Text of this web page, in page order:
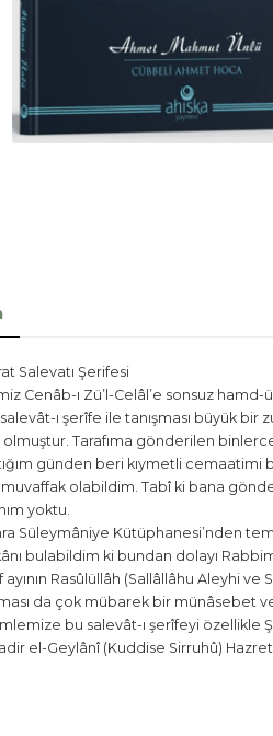
Salevatı Şerifesi
Cenâb-ı Zü’l-Celâl’e sonsuz
ı şerîfe ile tanışması büyük bir
olmuştur. Tarafıma gönderilen
günden beri kıymetli cemaatimi
muvaffak olabildim. Tabî ki bana
yoktu.
Süleymâniye Kütüphanesi’nden
bulabildim ki bundan dolayı
ayının Rasûlüllâh (Sallâllâhu Aleyhi
da çok mübarek bir münâsebet
bu salevât-ı şerîfeyi özellikle
el-Geylânî (Kuddise Sirruhû)